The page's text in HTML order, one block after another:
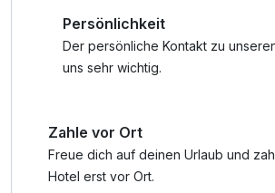
Persönlichkeit
Der persönliche Kontakt zu
uns sehr wichtig.
Zahle vor Ort
Freue dich auf deinen Urlaub und
Hotel erst vor Ort.